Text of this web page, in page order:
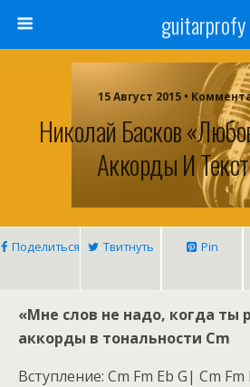
guitarprofy
15 Август 2015 •
Николай Басков
Аккорды И
Поделиться Твитнуть Pin
«Мне слов не надо, когда ты
аккорды в тональности Cm
Вступление: Cm Fm Eb G| Cm Fm